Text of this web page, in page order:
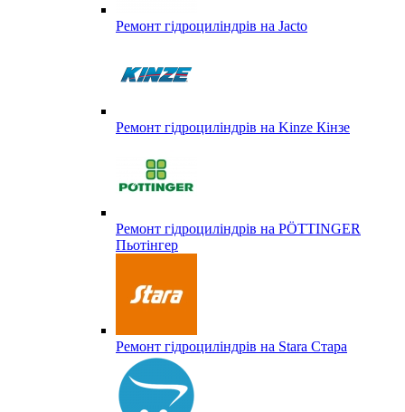
Ремонт гідроциліндрів на Jacto
Ремонт гідроциліндрів на Kinze Кінзе
Ремонт гідроциліндрів на PÖTTINGER
Пьотінгер
Ремонт гідроциліндрів на Stara Стара